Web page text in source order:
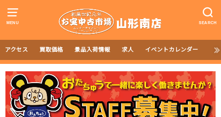
MENU SEARCH
アクセス 買取価格 景品入荷情報 求人 イベントカレンダー